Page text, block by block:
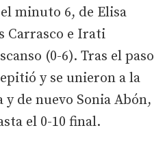
minuto 6, de Elisa
Carrasco e Irati
(0-6). Tras el paso
y se unieron a la
de nuevo Sonia Abón,
el 0-10 final.